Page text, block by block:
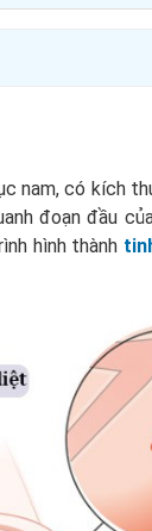
nam, có kích
đoạn đầu
hình thành